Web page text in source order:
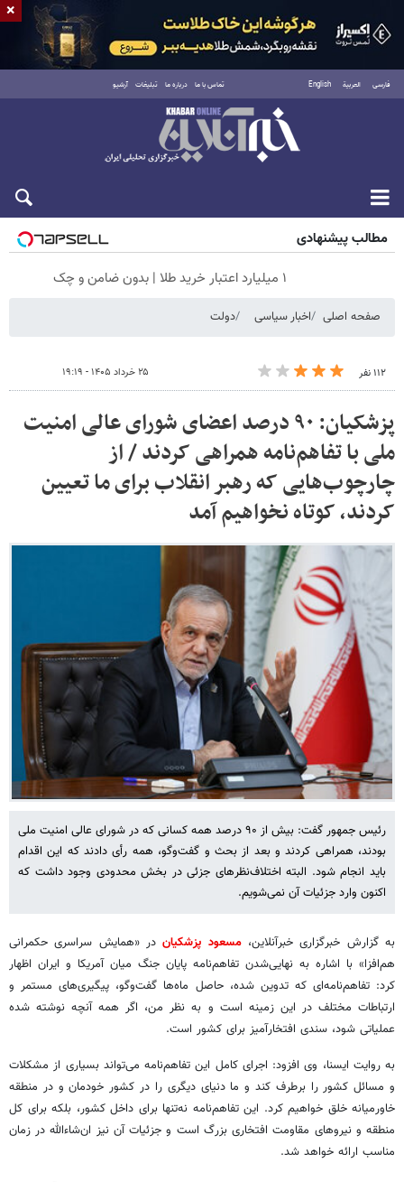
فارسی العربية English تماس با ما درباره ما تبلیغات آرشیو
جمعه ۱۶ مرداد ۱۴۰۵
مطالب پیشنهادی
۱ میلیارد اعتبار خرید طلا | بدون ضامن و چک
صفحه اصلی اخبار سیاسی دولت
۱۱۲ نفر ۲۵ خرداد ۱۴۰۵ - ۱۹:۱۹
پزشکیان: ۹۰ درصد اعضای شورای عالی امنیت
ملی با تفاهم‌نامه همراهی کردند / از
چارچوب‌هایی که رهبر انقلاب برای ما تعیین
کردند، کوتاه نخواهیم آمد
رئیس جمهور گفت: بیش از ۹۰ درصد همه کسانی که در شورای عالی امنیت ملی
بودند، همراهی کردند و بعد از بحث و گفت‌وگو، همه رأی دادند که این اقدام
باید انجام شود. البته اختلاف‌نظرهای جزئی در بخش محدودی وجود داشت که
اکنون وارد جزئیات آن نمی‌شویم.
به گزارش خبرگزاری خبرآنلاین،مسعود پزشکیاندر «همایش سراسری حکمرانی
هم‌افزا» با اشاره به نهایی‌شدن تفاهم‌نامه پایان جنگ میان آمریکا و ایران اظهار
کرد: تفاهم‌نامه‌ای که تدوین شده، حاصل ماه‌ها گفت‌وگو، پیگیری‌های مستمر و
ارتباطات مختلف در این زمینه است و به نظر من، اگر همه آنچه نوشته شده
عملیاتی شود، سندی افتخارآمیز برای کشور است.
به روایت ایسنا، وی افزود: اجرای کامل این تفاهم‌نامه می‌تواند بسیاری از مشکلات
و مسائل کشور را برطرف کند و ما دنیای دیگری را در کشور خودمان و در منطقه
خاورمیانه خلق خواهیم کرد. این تفاهم‌نامه نه‌تنها برای داخل کشور، بلکه برای کل
منطقه و نیروهای مقاومت افتخاری بزرگ است و جزئیات آن نیز ان‌شاءالله در زمان
مناسب ارائه خواهد شد.
×